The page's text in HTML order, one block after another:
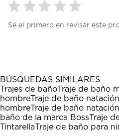
para
1
estrella
Esta
acción
abrirá
el
formulario
para
estrellas.
Esta
acción
abrirá
el
formulario
para
estrellas.
Esta
acción
abrirá
el
formulario
para
estrellas.
Esta
acción
abrirá
el
formulario
para
estrellas.
Esta
acción
abrirá
el
formulario
Sé el primero en revisar este
BÚSQUEDAS SIMILARES
Trajes de bañoTraje de baño
hombreTraje de baño
hombreTraje de baño natación
baño de la marca BossTraje
TintarellaTraje de baño para